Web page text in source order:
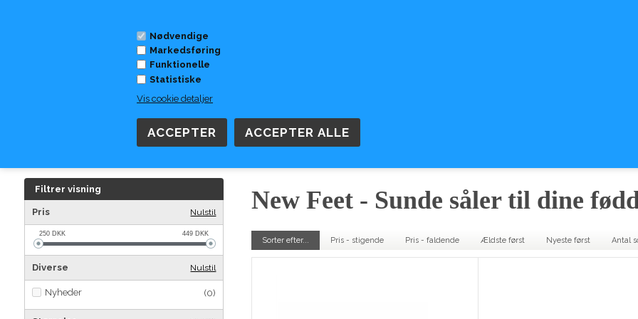
Nødvendige
Markedsføring
Funktionelle
Statistiske
Vis cookie detaljer
New Feet Såler
Filtrer visning
Pris Nulstil
250DKK 449DKK
Diverse Nulstil
Nyheder (0)
New Feet - Sunde såler til dine
Sorter efter... Pris - stigende Pris - faldende Ældste først Nyeste først Antal